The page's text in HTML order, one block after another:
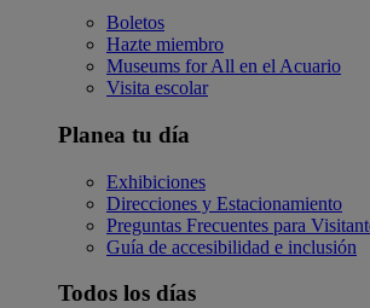
Boletos
Hazte miembro
Museums for All en el Acuario
Visita escolar
Planea tu día
Exhibiciones
Direcciones y Estacionamiento
Preguntas Frecuentes para
Guía de accesibilidad e inclusión
Todos los días